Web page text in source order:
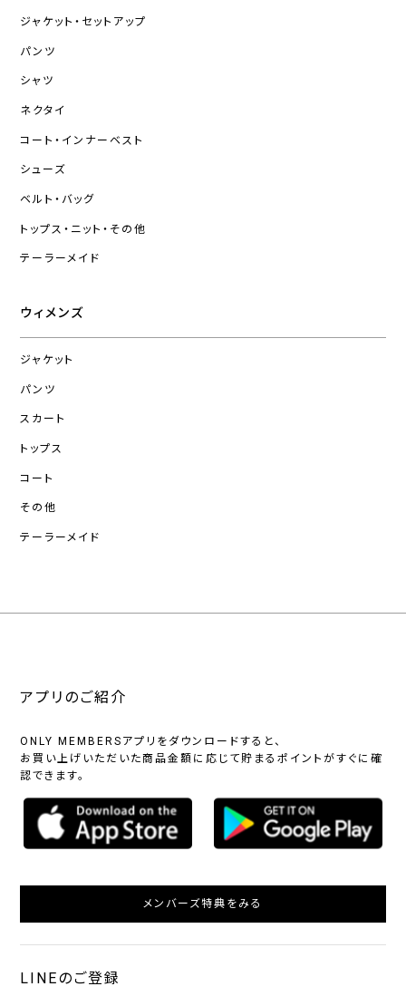
ジャケット・セットアップ
パンツ
シャツ
ネクタイ
コート・インナーベスト
シューズ
ベルト・バッグ
トップス・ニット・その他
テーラーメイド
ウィメンズ
ジャケット
パンツ
スカート
トップス
コート
その他
テーラーメイド
アプリのご紹介
ONLY MEMBERSアプリをダウンロードすると、
お買い上げいただいた商品金額に応じて貯まるポイントがすぐに確
認できます。
メンバーズ特典をみる
LINEのご登録